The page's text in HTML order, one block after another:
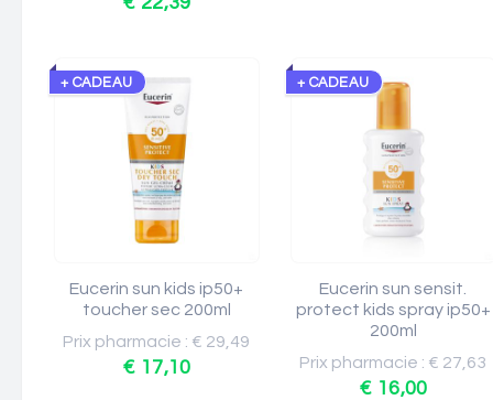
+ CADEAU
Eucerin sun kids ip50+
toucher sec 200ml
Prix pharmacie : € 29,49
€ 17,10
+ CADEAU
Eucerin sun sensit.
protect kids spray ip50+
200ml
Prix pharmacie : € 27,63
€ 16,00